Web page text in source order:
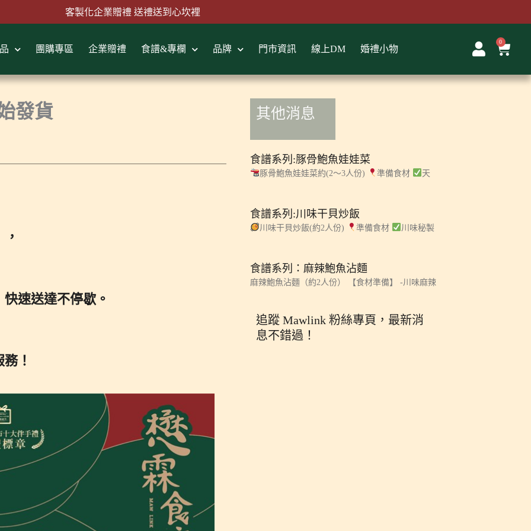
客製化企業贈禮 送禮送到心坎裡
首購結帳輸入『MAWLINK100』現折100元
團購專區 企業贈禮 食譜&專欄 品牌 門市資訊 線上DM 婚禮小物
0
購
籃
發貨
，
速送達不停歇。
！
其他消息
食譜系列:豚骨鮑魚娃娃菜
豚骨鮑魚娃娃菜約(2～3人份) 準備食材 天
食譜系列:川味干貝炒飯
川味干貝炒飯(約2人份) 準備食材 川味秘製
食譜系列：麻辣鮑魚沾麵
麻辣鮑魚沾麵（約2人份） 【食材準備】 -川味麻辣
追蹤 Mawlink 粉絲專頁，最新消
息不錯過！